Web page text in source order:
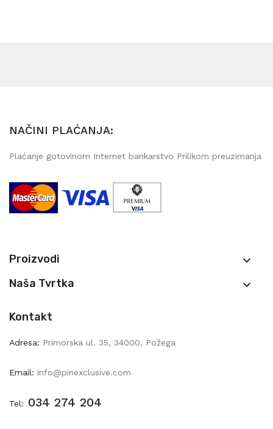
NAČINI PLAĆANJA:
Plaćanje gotovinom Internet bankarstvo Prilikom preuzimanja
Proizvodi 
Naša Tvrtka 
Kontakt
Adresa: Primorska ul. 35, 34000, Požega
Email: info@pinexclusive.com
Tel: 034 274 204